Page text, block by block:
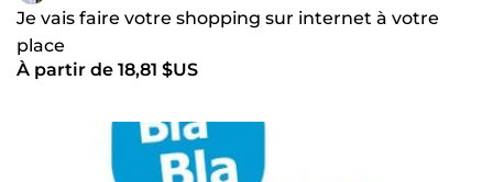
Je vais faire votre shopping sur internet à votre
place
À partir de 18,81 $US